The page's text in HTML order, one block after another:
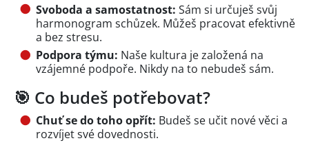
Svoboda a samostatnost: Sám si určuješ svůj
harmonogram schůzek. Můžeš pracovat efektivně
a bez stresu.
Podpora týmu: Naše kultura je založená na
vzájemné podpoře. Nikdy na to nebudeš sám.
🎯 Co budeš potřebovat?
Chuť se do toho opřít: Budeš se učit nové věci a
rozvíjet své dovednosti.